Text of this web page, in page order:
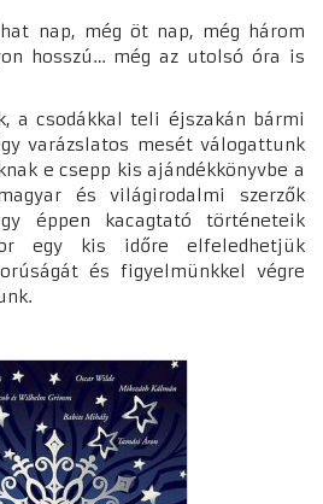
nap, még öt nap, még három
hosszú… még az utolsó óra is
a csodákkal teli éjszakán bármi
varázslatos mesét válogattunk
e csepp kis ajándékkönyvbe a
és világirodalmi szerzők
éppen kacagtató történeteik
egy kis időre elfeledhetjük
és figyelmünkkel végre